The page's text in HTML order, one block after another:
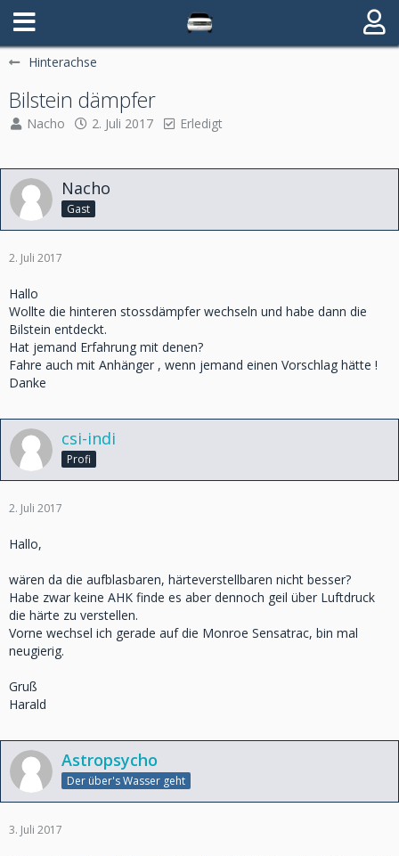
Hinterachse
Bilstein dämpfer
Nacho 2. Juli 2017 Erledigt
Nacho
Gast
2. Juli 2017
Hallo
Wollte die hinteren stossdämpfer wechseln und habe dann die
Bilstein entdeckt.
Hat jemand Erfahrung mit denen?
Fahre auch mit Anhänger , wenn jemand einen Vorschlag hätte !
Danke
csi-indi
Profi
2. Juli 2017
Hallo,
wären da die aufblasbaren, härteverstellbaren nicht besser?
Habe zwar keine AHK finde es aber dennoch geil über Luftdruck
die härte zu verstellen.
Vorne wechsel ich gerade auf die Monroe Sensatrac, bin mal
neugierig.
Gruß
Harald
Astropsycho
Der über's Wasser geht
3. Juli 2017